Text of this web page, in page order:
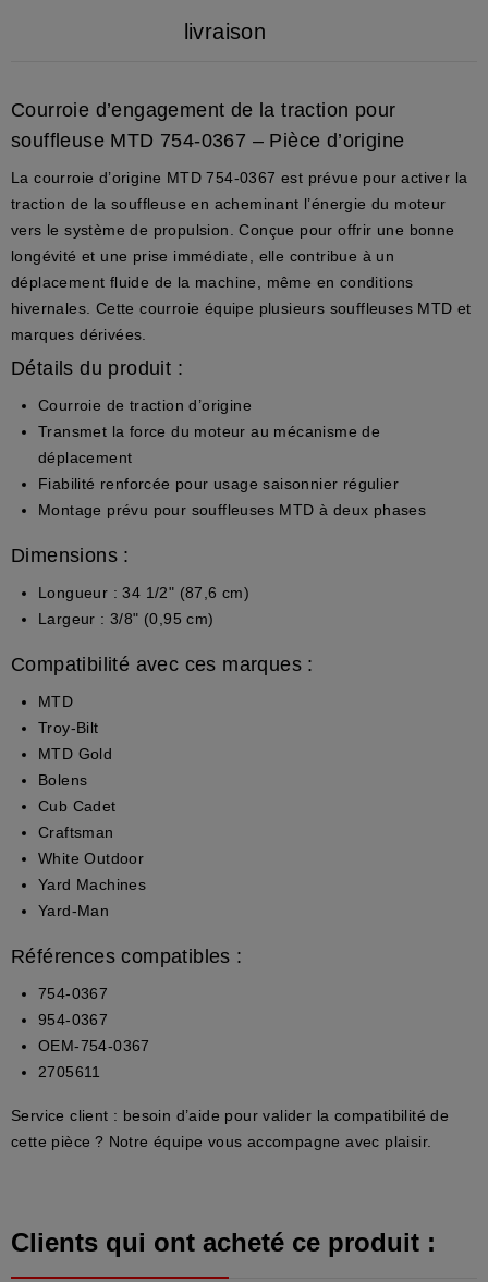
livraison
Courroie d’engagement de la traction pour
souffleuse MTD 754-0367 – Pièce d’origine
La courroie d’origine MTD 754-0367 est prévue pour activer la
traction de la souffleuse en acheminant l’énergie du moteur
vers le système de propulsion. Conçue pour offrir une bonne
longévité et une prise immédiate, elle contribue à un
déplacement fluide de la machine, même en conditions
hivernales. Cette courroie équipe plusieurs souffleuses MTD et
marques dérivées.
Détails du produit :
Courroie de traction d’origine
Transmet la force du moteur au mécanisme de
déplacement
Fiabilité renforcée pour usage saisonnier régulier
Montage prévu pour souffleuses MTD à deux phases
Dimensions :
Longueur : 34 1/2" (87,6 cm)
Largeur : 3/8" (0,95 cm)
Compatibilité avec ces marques :
MTD
Troy-Bilt
MTD Gold
Bolens
Cub Cadet
Craftsman
White Outdoor
Yard Machines
Yard-Man
Références compatibles :
754-0367
954-0367
OEM-754-0367
2705611
Service client : besoin d’aide pour valider la compatibilité de
cette pièce ? Notre équipe vous accompagne avec plaisir.
Clients qui ont acheté ce produit :